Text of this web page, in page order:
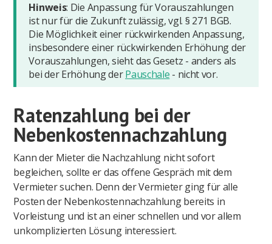
Hinweis: Die Anpassung für Vorauszahlungen
ist nur für die Zukunft zulässig, vgl. § 271 BGB.
Die Möglichkeit einer rückwirkenden Anpassung,
insbesondere einer rückwirkenden Erhöhung der
Vorauszahlungen, sieht das Gesetz - anders als
bei der Erhöhung derPauschale - nicht vor.
Ratenzahlung bei der
Nebenkostennachzahlung
Kann der Mieter die Nachzahlung nicht sofort
begleichen, sollte er das offene Gespräch mit dem
Vermieter suchen. Denn der Vermieter ging für alle
Posten der Nebenkostennachzahlung bereits in
Vorleistung und ist an einer schnellen und vor allem
unkomplizierten Lösung interessiert.